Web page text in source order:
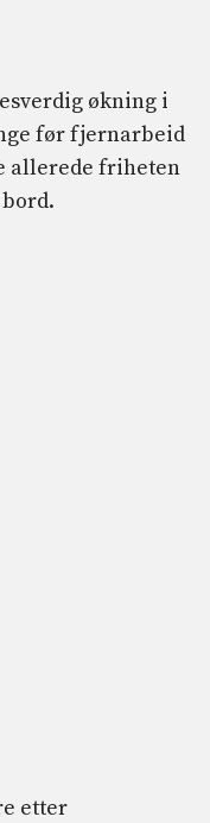
økning i
før fjernarbeid
allerede friheten
etter